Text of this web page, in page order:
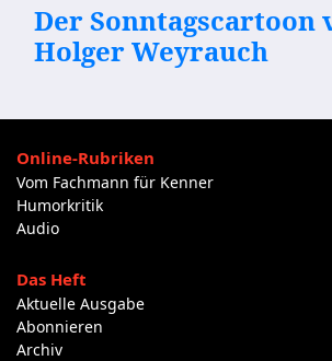
Der Sonntagscartoon
Holger Weyrauch
Online-Rubriken
Vom Fachmann für Kenner
Humorkritik
Audio
Das Heft
Aktuelle Ausgabe
Abonnieren
Archiv